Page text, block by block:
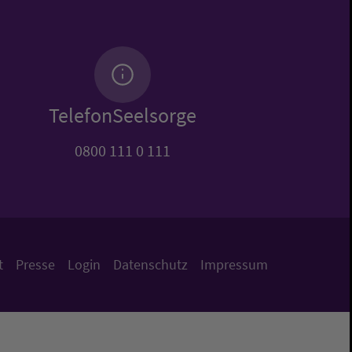
TelefonSeelsorge
0800 111 0 111
Presse Login Datenschutz Impressum